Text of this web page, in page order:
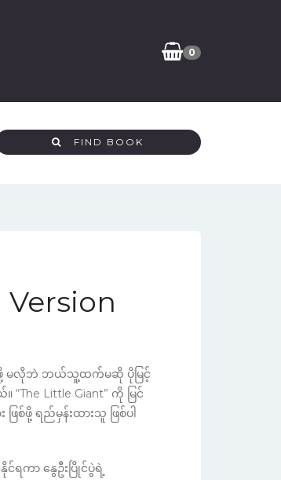
0
FIND BOOK
Version
ဖို့ မလိုဘဲ ဘယ်သူ့ထက်မဆို ပိုမြင့်
Little Giant” ကို မြင်
စ်ဖို့ ရည်မှန်းထားသူ ဖြစ်ပါ
ရကာ နွေဦးပြိုင်ပွဲရဲ့